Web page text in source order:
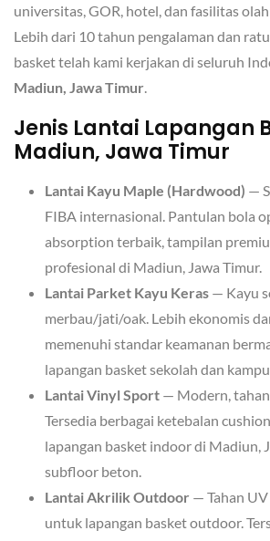
universitas, GOR, hotel, dan fasilitas
Lebih dari 10 tahun pengalaman dan
basket telah kami kerjakan di seluruh
Madiun, Jawa Timur
Jenis Lantai Lapangan
Madiun, Jawa Timur
Lantai Kayu Maple (Hardwood) —
FIBA internasional. Pantulan bola
absorption terbaik, tampilan
profesional di Madiun, Jawa Timur.
Lantai Parket Kayu Keras — Kayu
merbau/jati/oak. Lebih ekonomis
memenuhi standar keamanan
lapangan basket sekolah dan
Lantai Vinyl Sport — Modern,
Tersedia berbagai ketebalan
lapangan basket indoor di Madiun,
subfloor beton.
Lantai Akrilik Outdoor — Tahan
untuk lapangan basket outdoor.